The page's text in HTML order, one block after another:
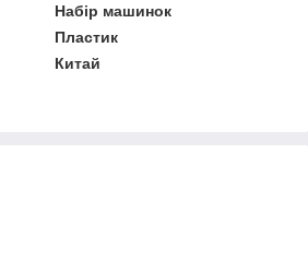
Набір машинок
Пластик
Китай